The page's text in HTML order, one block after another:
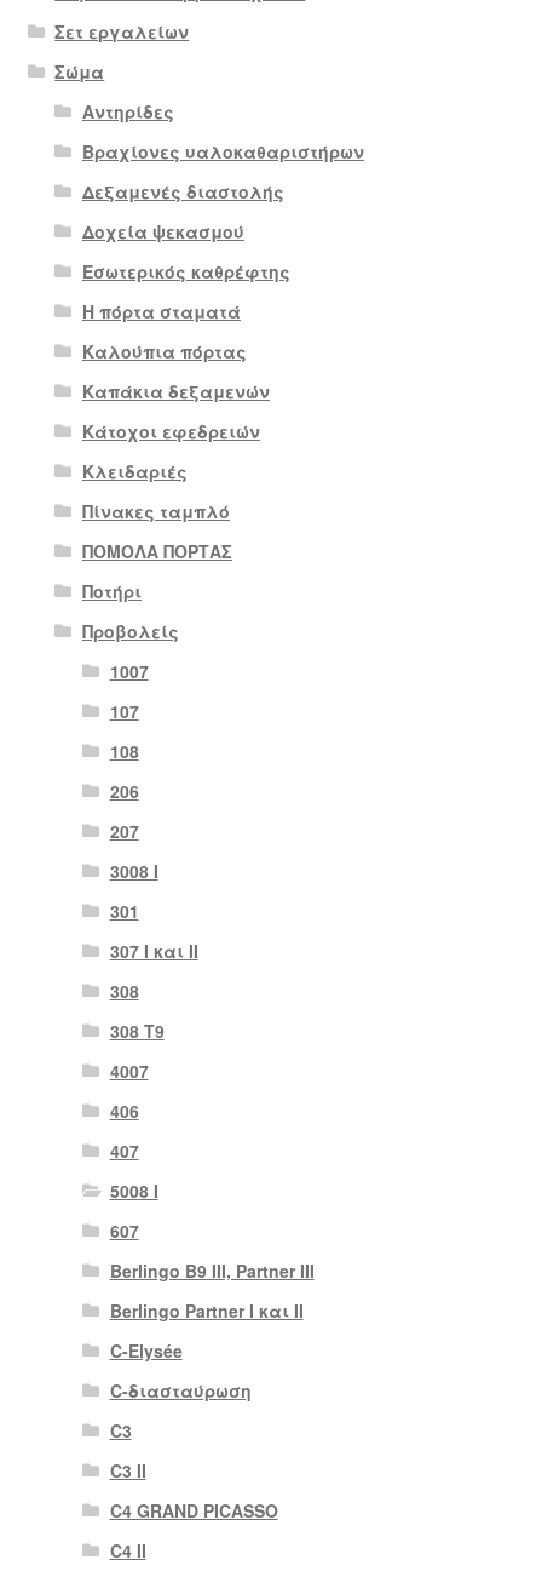
Σετ εργαλείων
Σώμα
Αντηρίδες
Βραχίονες υαλοκαθαριστήρων
Δεξαμενές διαστολής
Δοχεία ψεκασμού
Εσωτερικός καθρέφτης
Η πόρτα σταματά
Καλούπια πόρτας
Καπάκια δεξαμενών
Κάτοχοι εφεδρειών
Κλειδαριές
Πίνακες ταμπλό
ΠΟΜΟΛΑ ΠΟΡΤΑΣ
Ποτήρι
Προβολείς
1007
107
108
206
207
3008 Ι
301
307 I και II
308
308 Τ9
4007
406
407
5008 Ι
607
Berlingo B9 III, Partner III
Berlingo Partner I και II
C-Elysée
C-διασταύρωση
C3
C3 II
C4 GRAND PICASSO
C4 II